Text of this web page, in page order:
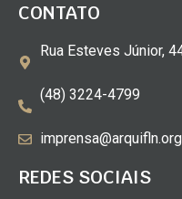
CONTATO
Rua Esteves Júnior,
(48) 3224-4799
REDES SOCIAIS